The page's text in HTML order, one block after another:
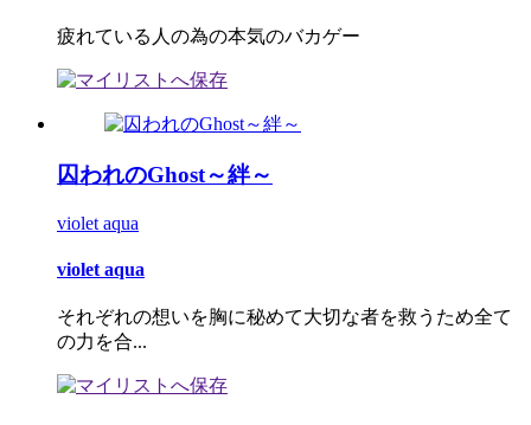
疲れている人の為の本気のバカゲー
囚われのGhost～絆～
violet aqua
violet aqua
それぞれの想いを胸に秘めて大切な者を救うため全て
の力を合...